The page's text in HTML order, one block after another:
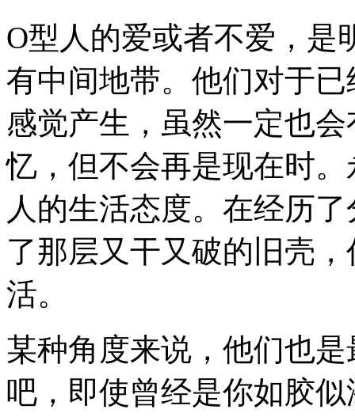
O型人的爱或者不爱，是
有中间地带。他们对于
感觉产生，虽然一定也
忆，但不会再是现在时
人的生活态度。在经历
了那层又干又破的旧壳
活。
某种角度来说，他们也
吧，即使曾经是你如胶